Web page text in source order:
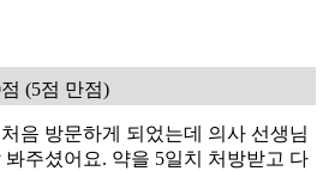
(5점 만점)
음 방문하게 되었는데 의사 선생님
주셨어요. 약을 5일치 처방받고 다